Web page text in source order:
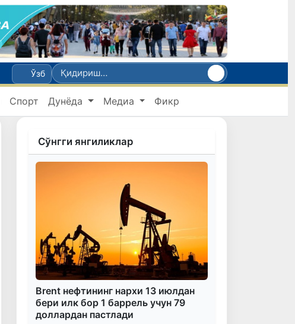
Ўзб
Спорт Дунёда Медиа Фикр
Сўнгги янгиликлар
Brent нефтининг нархи 13 июлдан
бери илк бор 1 баррель учун 79
доллардан пастлади